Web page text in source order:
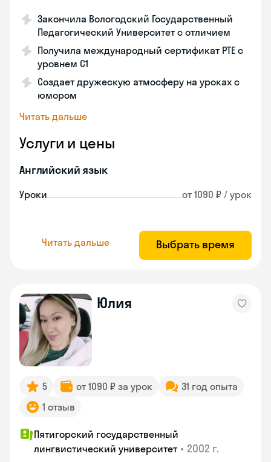
Закончила Вологодский Государственный
Педагогический Университет с отличием
Получила международный сертификат PTE с
уровнем C1
Создает дружескую атмосферу на уроках с
юмором
Читать дальше
Услуги и цены
Английский язык
Уроки от 1090 ₽ / урок
Читать дальше Выбрать время
Юлия
5 от 1090 ₽ за урок
31 год опыта
1 отзыв
Пятигорский государственный
лингвистический университет • 2002 г.